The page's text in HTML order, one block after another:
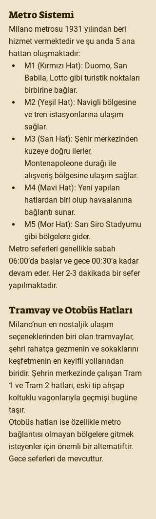
Metro Sistemi
Milano metrosu 1931 yılından beri
hizmet vermektedir ve şu anda 5 ana
hattan oluşmaktadır:
M1 (Kırmızı Hat): Duomo, San
Babila, Lotto gibi turistik noktaları
birbirine bağlar.
M2 (Yeşil Hat): Navigli bölgesine
ve tren istasyonlarına ulaşım
sağlar.
M3 (Sarı Hat): Şehir merkezinden
kuzeye doğru ilerler,
Montenapoleone durağı ile
alışveriş bölgesine ulaşım sağlar.
M4 (Mavi Hat): Yeni yapılan
hatlardan biri olup havaalanına
bağlantı sunar.
M5 (Mor Hat): San Siro Stadyumu
gibi bölgelere gider.
Metro seferleri genellikle sabah
06:00’da başlar ve gece 00:30’a kadar
devam eder. Her 2-3 dakikada bir sefer
yapılmaktadır.
Tramvay ve Otobüs Hatları
Milano’nun en nostaljik ulaşım
seçeneklerinden biri olan tramvaylar,
şehri rahatça gezmenin ve sokaklarını
keşfetmenin en keyifli yollarından
biridir. Şehrin merkezinde çalışan Tram
1 ve Tram 2 hatları, eski tip ahşap
koltuklu vagonlarıyla geçmişi bugüne
taşır.
Otobüs hatları ise özellikle metro
bağlantısı olmayan bölgelere gitmek
isteyenler için önemli bir alternatiftir.
Gece seferleri de mevcuttur.